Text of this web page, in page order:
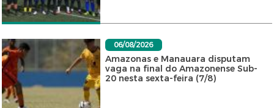
06/08/2026
Amazonas e Manauara disputam
vaga na final do Amazonense Sub-
20 nesta sexta-feira (7/8)